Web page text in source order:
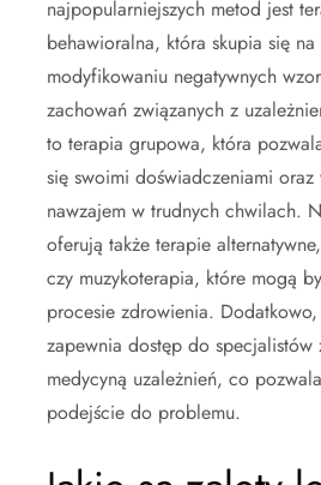
najpopularniejszych metod jest
behawioralna, która skupia się
modyfikowaniu negatywnych
zachowań związanych z
to terapia grupowa, która
się swoimi doświadczeniami oraz
nawzajem w trudnych chwilach.
oferują także terapie
czy muzykoterapia, które mogą
procesie zdrowienia.
zapewnia dostęp do specjalistów
medycyną uzależnień, co
podejście do problemu.